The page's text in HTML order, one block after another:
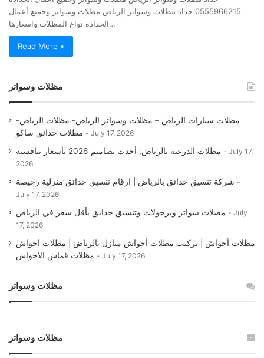
0555966215 حداد مظلات وسواتر الرياض مظلات وسواتر وجميع أعمال
الحداده نواع المظلات واسعارها…
Read More »
مظلات وسواتر
مظلات سيارات الرياض – مظلات وسواتر الرياض- مظلات الرياض-
مظلات حدائق ساكو
July 17, 2026
مظلات الدرعية بالرياض: أحدث تصاميم 2026 بأسعار تنافسية
July 17,
2026
شركة تنسيق حدائق بالرياض | ارقام تنسيق حدائق منزلية رخيصة
July 17, 2026
مضلات سواتر وبرجولات وتنسيق حدائق بأقل سعر في الرياض
July
17, 2026
مظلات أحواش | تركيب مظلات أحواش منازل بالرياض | مظلات احواش
مظلات قماش الاحواش
July 17, 2026
مظلات وسواتر
مظلات وسواتر